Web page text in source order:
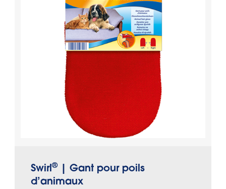
Swirl®
| Gant pour poils
d’animaux